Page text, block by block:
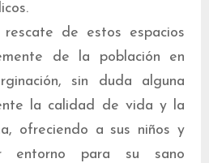
de estos espacios
de la población en
sin duda alguna
la calidad de vida y la
ofreciendo a sus niños y
entorno para su sano